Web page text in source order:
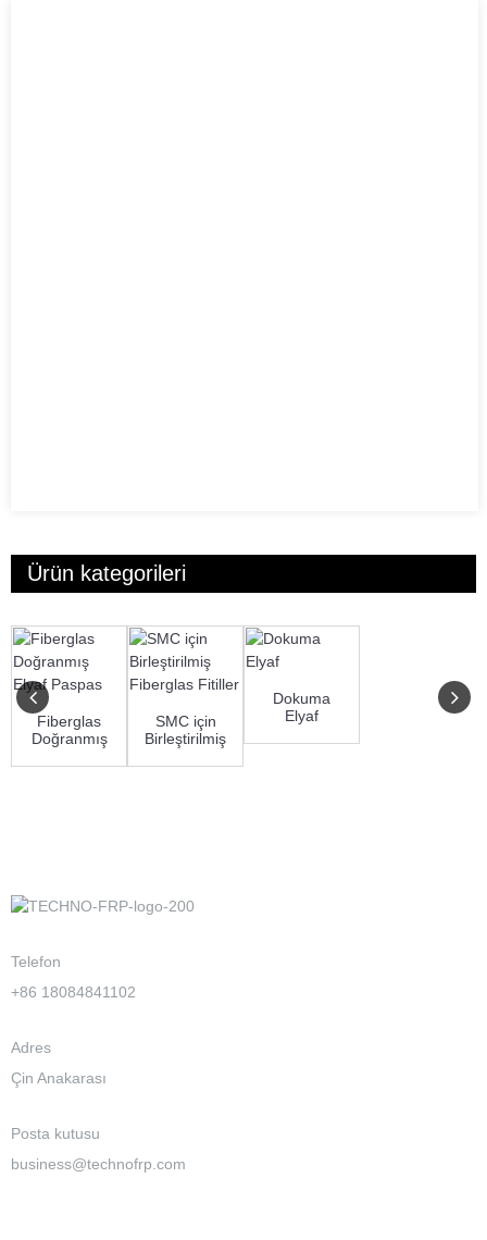
Ürün kategorileri
Fiberglas
Doğranmış
SMC için
Birleştirilmiş
Dokuma
Elyaf
Telefon
+86 18084841102
Adres
Çin Anakarası
Posta kutusu
business@technofrp.com